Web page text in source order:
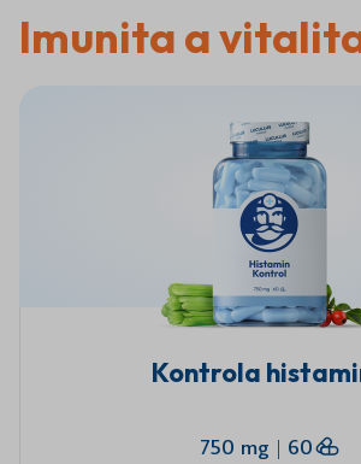
Imunita a
Kontrola
750 mg | 60